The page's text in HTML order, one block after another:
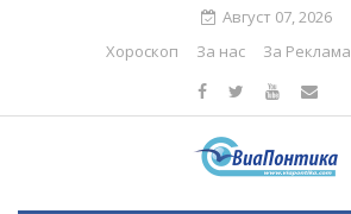
Август 07, 2026
Хороскоп
За нас За Реклама